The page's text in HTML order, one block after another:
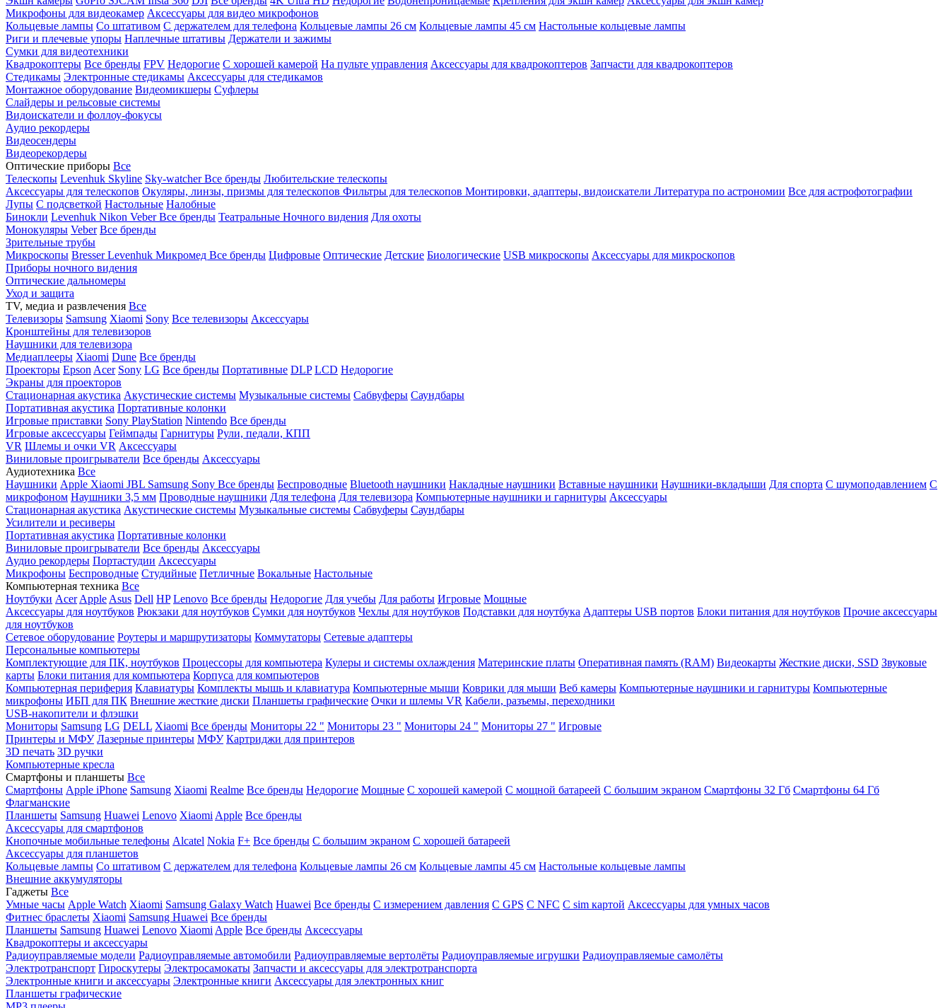
Микрофоны для видеокамер Аксессуары для видео микрофонов
Кольцевые лампы Со штативом C держателем для телефона Кольцевые лампы 26 см Кольцевые лампы 45 см Настольные кольцевые лампы
Риги и плечевые упоры Наплечные штативы Держатели и зажимы
Сумки для видеотехники
Квадрокоптеры Все бренды FPV Недорогие С хорошей камерой На пульте управления Аксессуары для квадрокоптеров Запчасти для квадрокоптеров
Стедикамы Электронные стедикамы Аксессуары для стедикамов
Монтажное оборудование Видеомикшеры Суфлеры
Слайдеры и рельсовые системы
Видоискатели и фоллоу-фокусы
Аудио рекордеры
Видеосендеры
Видеорекордеры
Оптические приборы Все
Телескопы Levenhuk Skyline Sky-watcherВсе бренды Любительские телескопы
Аксессуары для телескопов Окуляры, линзы, призмы для телескопов Фильтры для телескопов Монтировки, адаптеры, видоискатели Литература по астрономии Все для астрофотографии
Лупы С подсветкой Настольные Налобные
Бинокли Levenhuk Nikon VeberВсе бренды Театральные Ночного видения Для охоты
Монокуляры Veber Все бренды
Зрительные трубы
Микроскопы BresserLevenhuk Микромед Все бренды Цифровые Оптические Детские Биологические USB микроскопы Аксессуары для микроскопов
Приборы ночного видения
Оптические дальномеры
Уход и защита
TV, медиа и развлечения Все
Телевизоры Samsung Xiaomi Sony Все телевизоры Аксессуары
Кронштейны для телевизоров
Наушники для телевизора
Медиаплееры Xiaomi Dune Все бренды
Проекторы Epson Acer Sony LG Все бренды Портативные DLP LCD Недорогие
Экраны для проекторов
Стационарная акустика Акустические системы Музыкальные системы Сабвуферы Саундбары
Портативная акустика Портативные колонки
Игровые приставки Sony PlayStation Nintendo Все бренды
Игровые аксессуары Геймпады Гарнитуры Рули, педали, КПП
VR Шлемы и очки VR Аксессуары
Виниловые проигрыватели Все бренды Аксессуары
Аудиотехника Все
Наушники Apple Xiaomi JBL Samsung Sony Все бренды Беспроводные Bluetooth наушники Накладные наушники Вставные наушники Наушники-вкладыши Для спорта С шумоподавлением С
микрофоном Наушники 3,5 мм Проводные наушники Для телефона Для телевизора Компьютерные наушники и гарнитуры Аксессуары
Стационарная акустика Акустические системы Музыкальные системы Сабвуферы Саундбары
Усилители и ресиверы
Портативная акустика Портативные колонки
Виниловые проигрыватели Все бренды Аксессуары
Аудио рекордеры Портастудии Аксессуары
Микрофоны Беспроводные Студийные Петличные Вокальные Настольные
Компьютерная техника Все
Ноутбуки Acer Apple Asus Dell HP Lenovo Все бренды Недорогие Для учебы Для работы Игровые Мощные
Аксессуары для ноутбуков Рюкзаки для ноутбуков Сумки для ноутбуков Чехлы для ноутбуков Подставки для ноутбука Адаптеры USB портов Блоки питания для ноутбуков Прочие аксессуары
для ноутбуков
Сетевое оборудование Роутеры и маршрутизаторы Коммутаторы Сетевые адаптеры
Персональные компьютеры
Комплектующие для ПК, ноутбуков Процессоры для компьютера Кулеры и системы охлаждения Материнские платы Оперативная память (RAM) Видеокарты Жесткие диски, SSD Звуковые
карты Блоки питания для компьютера Корпуса для компьютеров
Компьютерная периферия Клавиатуры Комплекты мышь и клавиатура Компьютерные мыши Коврики для мыши Веб камеры Компьютерные наушники и гарнитуры Компьютерные
микрофоны ИБП для ПК Внешние жесткие диски Планшеты графические Очки и шлемы VR Кабели, разъемы, переходники
USB-накопители и флэшки
Мониторы Samsung LG DELL Xiaomi Все бренды Мониторы 22 " Мониторы 23 " Мониторы 24 " Мониторы 27 " Игровые
Принтеры и МФУ Лазерные принтеры МФУ Картриджи для принтеров
3D печать 3D ручки
Компьютерные кресла
Смартфоны и планшеты Все
Смартфоны Apple iPhone Samsung Xiaomi Realme Все бренды Недорогие Мощные С хорошей камерой С мощной батареей С большим экраном Смартфоны 32 Гб Смартфоны 64 Гб
Флагманские
Планшеты Samsung Huawei Lenovo Xiaomi Apple Все бренды
Аксессуары для смартфонов
Кнопочные мобильные телефоны Alcatel Nokia F+ Все бренды С большим экраном С хорошей батареей
Аксессуары для планшетов
Кольцевые лампы Со штативом C держателем для телефона Кольцевые лампы 26 см Кольцевые лампы 45 см Настольные кольцевые лампы
Внешние аккумуляторы
Гаджеты Все
Умные часы Apple Watch Xiaomi Samsung Galaxy Watch Huawei Все бренды C измерением давления C GPS C NFC C sim картой Аксессуары для умных часов
Фитнес браслеты Xiaomi Samsung Huawei Все бренды
Планшеты Samsung Huawei Lenovo Xiaomi Apple Все бренды Аксессуары
Квадрокоптеры и аксессуары
Радиоуправляемые модели Радиоуправляемые автомобили Радиоуправляемые вертолёты Радиоуправляемые игрушки Радиоуправляемые самолёты
Электротранспорт Гироскутеры Электросамокаты Запчасти и аксессуары для электротранспорта
Электронные книги и аксессуары Электронные книги Аксессуары для электронных книг
Планшеты графические